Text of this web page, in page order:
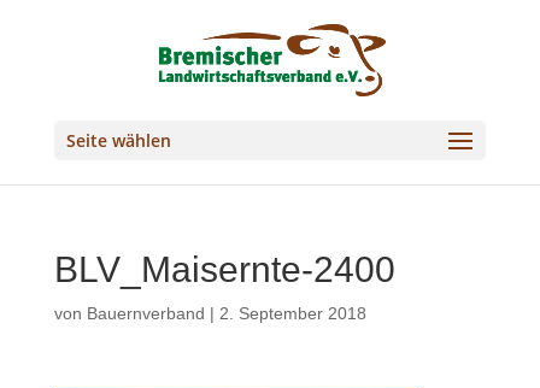
Seite wählen
BLV_Maisernte-2400
von Bauernverband | 2. September 2018